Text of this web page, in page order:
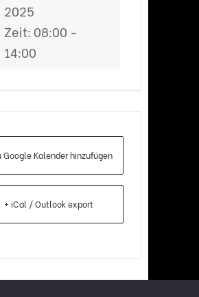
2025
Zeit: 08:00 -
14:00
Google Kalender hinzufügen
+ iCal / Outlook export